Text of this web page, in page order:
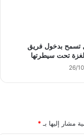
تسمح بدخول فريق
تحت سيطرتها
26/
مشار إليها بـ *